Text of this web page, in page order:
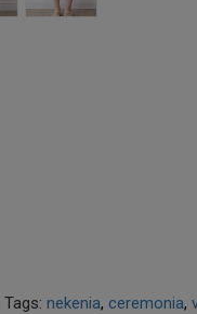
Tags: nekenia ceremonia